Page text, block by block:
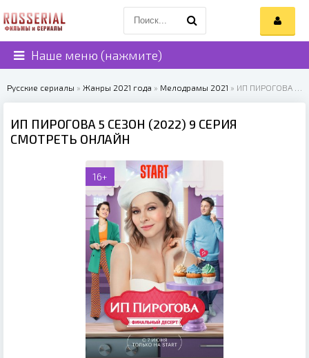
Наше меню (нажмите)
Русские сериалы » Жанры 2021 года » Мелодрамы 2021 » ИП ПИРОГОВА 5 СЕЗОН (2022)
ИП ПИРОГОВА 5 СЕЗОН (2022) 9 СЕРИЯ
СМОТРЕТЬ ОНЛАЙН
16+